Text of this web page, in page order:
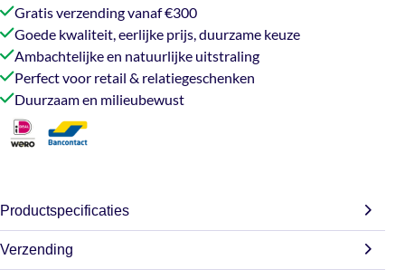
Gratis verzending vanaf €300
Goede kwaliteit, eerlijke prijs, duurzame keuze
Ambachtelijke en natuurlijke uitstraling
Perfect voor retail & relatiegeschenken
Duurzaam en milieubewust
Productspecificaties
Gewicht 0,066 kg
Verzending